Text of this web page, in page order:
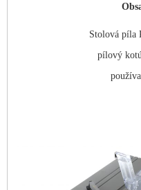
Stolová píla
pílový